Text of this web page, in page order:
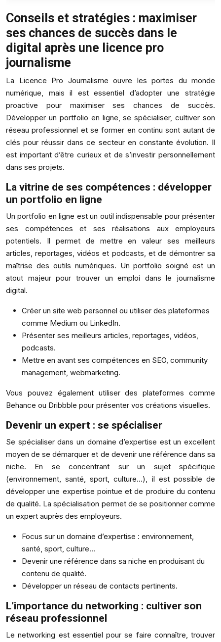
Conseils et stratégies : maximiser
ses chances de succès dans le
digital après une licence pro
journalisme
La Licence Pro Journalisme ouvre les portes du monde
numérique, mais il est essentiel d’adopter une stratégie
proactive pour maximiser ses chances de succès.
Développer un portfolio en ligne, se spécialiser, cultiver son
réseau professionnel et se former en continu sont autant de
clés pour réussir dans ce secteur en constante évolution. Il
est important d’être curieux et de s’investir personnellement
dans ses projets.
La vitrine de ses compétences : développer
un portfolio en ligne
Un portfolio en ligne est un outil indispensable pour présenter
ses compétences et ses réalisations aux employeurs
potentiels. Il permet de mettre en valeur ses meilleurs
articles, reportages, vidéos et podcasts, et de démontrer sa
maîtrise des outils numériques. Un portfolio soigné est un
atout majeur pour trouver un emploi dans le journalisme
digital.
Créer un site web personnel ou utiliser des plateformes
comme Medium ou LinkedIn.
Présenter ses meilleurs articles, reportages, vidéos,
podcasts.
Mettre en avant ses compétences en SEO, community
management, webmarketing.
Vous pouvez également utiliser des plateformes comme
Behance ou Dribbble pour présenter vos créations visuelles.
Devenir un expert : se spécialiser
Se spécialiser dans un domaine d’expertise est un excellent
moyen de se démarquer et de devenir une référence dans sa
niche. En se concentrant sur un sujet spécifique
(environnement, santé, sport, culture…), il est possible de
développer une expertise pointue et de produire du contenu
de qualité. La spécialisation permet de se positionner comme
un expert auprès des employeurs.
Focus sur un domaine d’expertise : environnement,
santé, sport, culture…
Devenir une référence dans sa niche en produisant du
contenu de qualité.
Développer un réseau de contacts pertinents.
L’importance du networking : cultiver son
réseau professionnel
Le networking est essentiel pour se faire connaître, trouver